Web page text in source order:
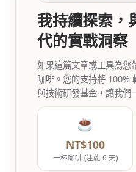
我持續探索，
代的實戰洞察
如果這篇文章或工具為您
咖啡。您的支持將 100%
與技術研發基金，讓我們
NT$100
一杯咖啡 (注能 6 天)